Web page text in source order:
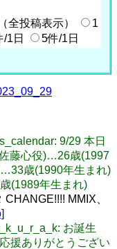
全投稿表示）
1
/1日 5件/1日
9/29 本日
藤心役)…26歳(1997
歳(1990年生まれ)
(1989年生まれ)
CHANGE!!!! MMIX、
お誕生
援ありがとうござい